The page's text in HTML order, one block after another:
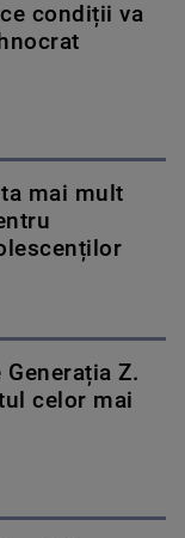
condiții va
mai mult
Z.
celor mai